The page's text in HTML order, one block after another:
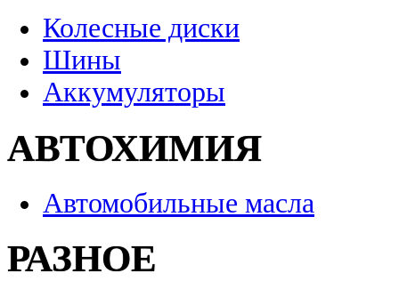
Колесные диски
Шины
Аккумуляторы
АВТОХИМИЯ
Автомобильные масла
РАЗНОЕ